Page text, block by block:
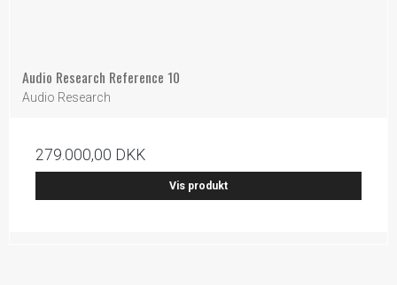
Audio Research Reference 10
Audio Research
279.000,00 DKK
Vis produkt